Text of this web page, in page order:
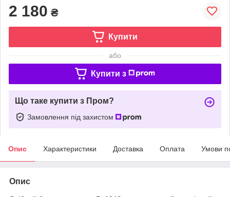
2 180 ₴
Купити
або
Купити з
Що таке купити з Пром?
Замовлення під захистом
Опис Характеристики Доставка Оплата Умови
Опис